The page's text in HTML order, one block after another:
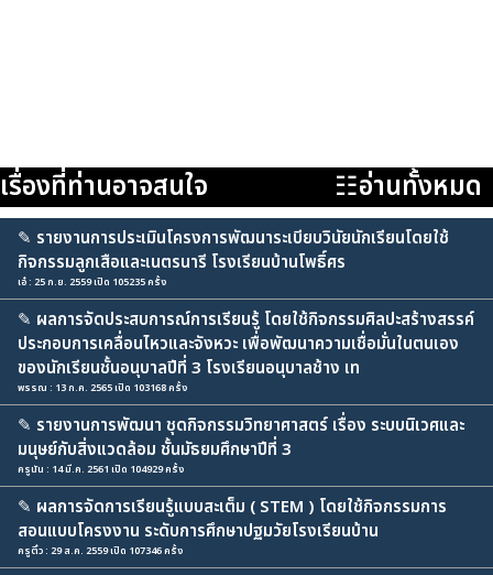
เรื่องที่ท่านอาจสนใจ ☷อ่านทั้งหมด
✎ รายงานการประเมินโครงการพัฒนาระเบียบวินัยนักเรียนโดยใช้
กิจกรรมลูกเสือและเนตรนารี โรงเรียนบ้านโพธิ์ศร
เอ๋ : 25 ก.ย. 2559 เปิด 105235 ครั้ง
✎ ผลการจัดประสบการณ์การเรียนรู้ โดยใช้กิจกรรมศิลปะสร้างสรรค์
ประกอบการเคลื่อนไหวและจังหวะ เพื่อพัฒนาความเชื่อมั่นในตนเอง
ของนักเรียนชั้นอนุบาลปีที่ 3 โรงเรียนอนุบาลช้าง เท
พรรณ : 13 ก.ค. 2565 เปิด 103168 ครั้ง
✎ รายงานการพัฒนา ชุดกิจกรรมวิทยาศาสตร์ เรื่อง ระบบนิเวศและ
มนุษย์กับสิ่งแวดล้อม ชั้นมัธยมศึกษาปีที่ 3
ครูนัน : 14 มี.ค. 2561 เปิด 104929 ครั้ง
✎ ผลการจัดการเรียนรู้แบบสะเต็ม ( STEM ) โดยใช้กิจกรรมการ
สอนแบบโครงงาน ระดับการศึกษาปฐมวัยโรงเรียนบ้าน
ครูติ๋ว : 29 ส.ค. 2559 เปิด 107346 ครั้ง